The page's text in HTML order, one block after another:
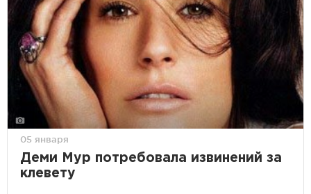
05 января
Деми Мур потребовала извинений за
клевету